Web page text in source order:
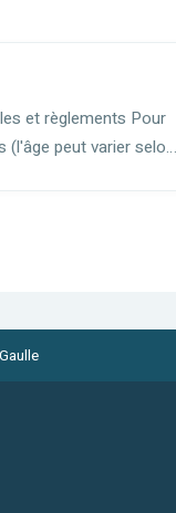
et règlements Pour
(l'âge peut varier selon